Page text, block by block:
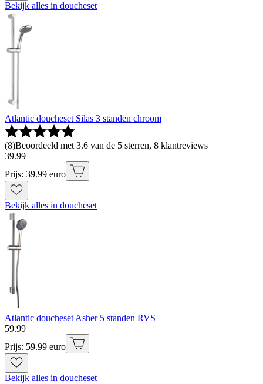
Bekijk alles in doucheset
Atlantic doucheset Silas 3 standen chroom
(8)Beoordeeld met 3.6 van de 5 sterren, 8 klantreviews
39.99
Prijs: 39.99 euro
Bekijk alles in doucheset
Atlantic doucheset Asher 5 standen RVS
59.99
Prijs: 59.99 euro
Bekijk alles in doucheset